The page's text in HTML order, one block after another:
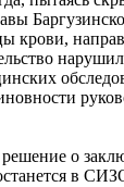
крови,
о
в